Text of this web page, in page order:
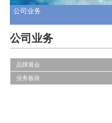
公司业务
公司业务
品牌展会
业务板块